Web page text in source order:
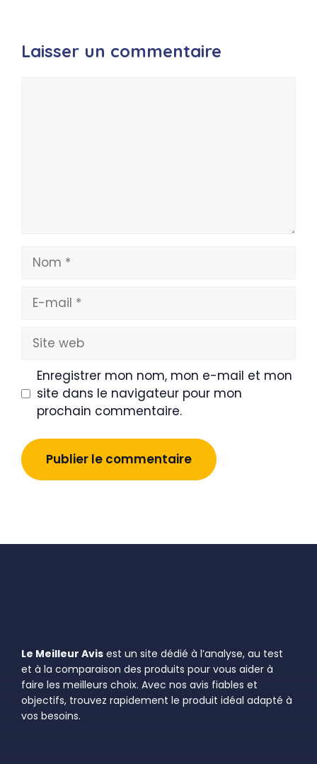
Laisser un commentaire
Nom
mail
Site
web
Enregistrer mon nom, mon e-mail et mon
site dans le navigateur pour mon
prochain commentaire.
Le Meilleur Avis est un site dédié à l’analyse, au test
et à la comparaison des produits pour vous aider à
faire les meilleurs choix. Avec nos avis fiables et
objectifs, trouvez rapidement le produit idéal adapté à
vos besoins.